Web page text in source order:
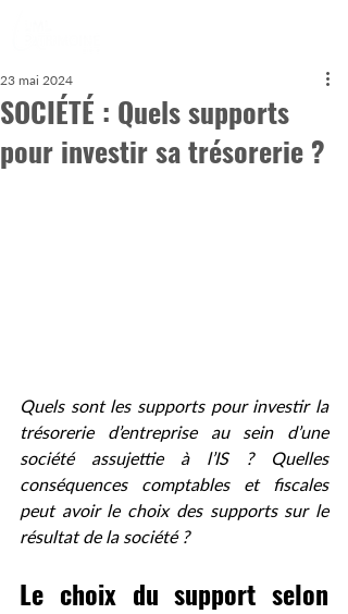
SOCIÉTÉ : Quels supports
pour investir sa trésorerie ?
23 mai 2024
Quels sont les supports pour investir la
trésorerie d’entreprise au sein d’une
société assujettie à l’IS ? Quelles
conséquences comptables et fiscales
peut avoir le choix des supports sur le
résultat de la société ?
Le choix du support selon